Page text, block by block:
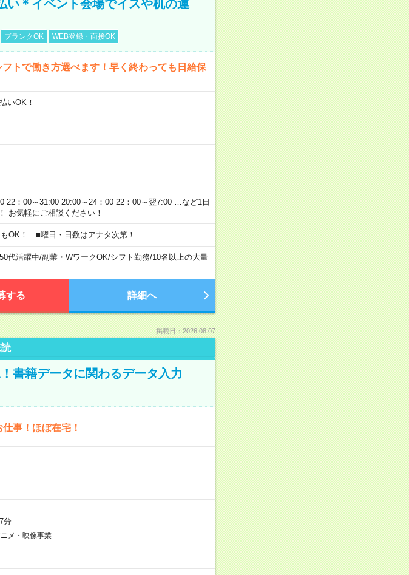
い＊イベント会場でイスや机の運
ブランクOK WEB登録・面接OK
トで働き方選べます！早く終わっても日給保
いOK！
22：00～31:00 20:00～24：00 22：00～翌7:00 …など1日
お気軽にご相談ください！
OK！ ■曜日・日数はアナタ次第！
代活躍中/副業・WワークOK/シフト勤務/10名以上の大量
する 詳細へ
掲載日：2026.08.07
書籍データに関わるデータ入力
事！ほぼ在宅！
分
メ・映像事業